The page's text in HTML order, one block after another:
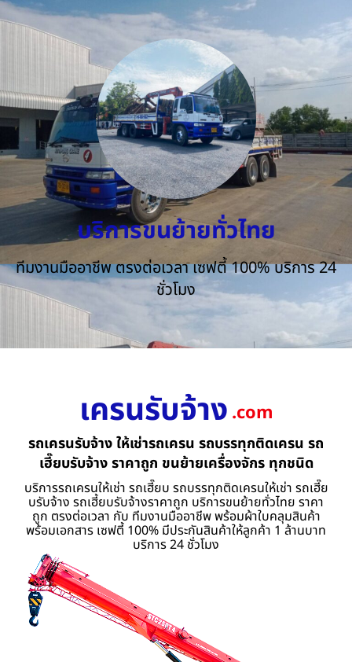
บริการขนย้ายทั่วไทย
ทีมงานมืออาชีพ ตรงต่อเวลา เซฟตี้ 100% บริการ 24
ชั่วโมง
เครนรับจ้าง .com
รถเครนรับจ้าง ให้เช่ารถเครน รถบรรทุกติดเครน รถ
เฮี๊ยบรับจ้าง ราคาถูก ขนย้ายเครื่องจักร ทุกชนิด
บริการรถเครนให้เช่า รถเฮี๊ยบ รถบรรทุกติดเครนให้เช่า รถเฮี๊ย
บรับจ้าง รถเฮี้ยบรับจ้างราคาถูก บริการขนย้ายทั่วไทย ราคา
ถูก ตรงต่อเวลา กับ ทีมงานมืออาชีพ พร้อมผ้าใบคลุมสินค้า
พร้อมเอกสาร เซฟตี้ 100% มีประกันสินค้าให้ลูกค้า 1 ล้านบาท
บริการ 24 ชั่วโมง